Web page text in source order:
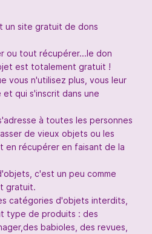
un site gratuit de dons
ou tout récupérer...le don
est totalement gratuit !
vous n'utilisez plus, vous leur
qui s'inscrit dans une
à toutes les personnes
de vieux objets ou les
en récupérer en faisant de la
c'est un peu comme
gratuit.
catégories d'objets interdits,
type de produits : des
babioles, des revues,